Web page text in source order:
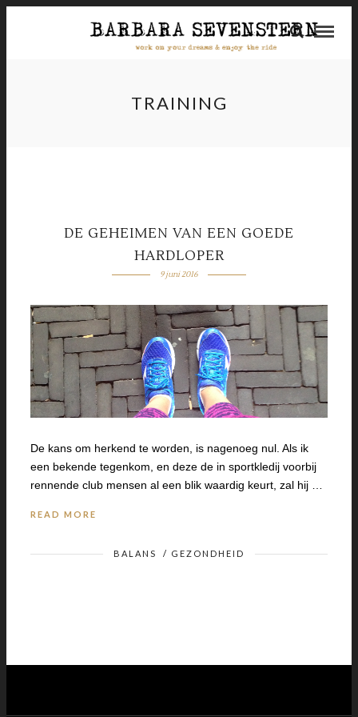
TRAINING
DE GEHEIMEN VAN EEN GOEDE
HARDLOPER
9 juni 2016
De kans om herkend te worden, is nagenoeg nul. Als ik
een bekende tegenkom, en deze de in sportkledij voorbij
rennende club mensen al een blik waardig keurt, zal hij …
READ MORE
BALANS / GEZONDHEID